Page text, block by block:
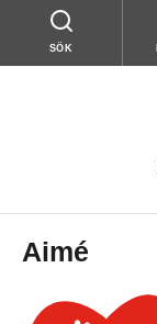
SÖK
Aimé